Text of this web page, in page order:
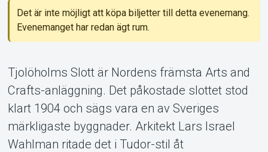
Om Tickster
Det är inte möjligt att köpa biljetter till detta evenemang.
Evenemanget har redan ägt rum.
Tjolöholms Slott är Nordens främsta Arts and
Crafts-anläggning. Det påkostade slottet stod
klart 1904 och sägs vara en av Sveriges
märkligaste byggnader. Arkitekt Lars Israel
Wahlman ritade det i Tudor-stil åt